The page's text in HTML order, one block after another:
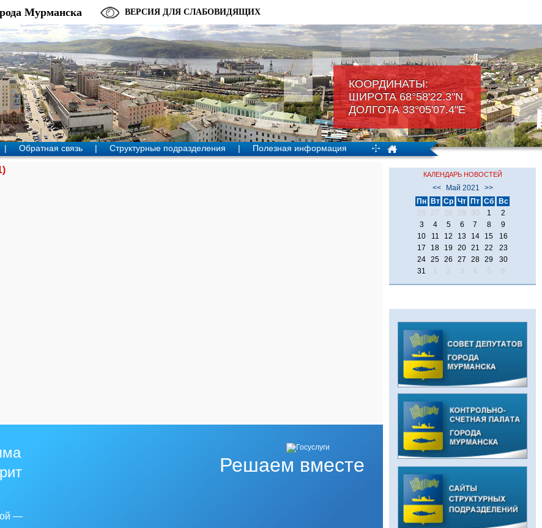
КООРДИНАТЫ:
ШИРОТА 68°58'22.3"N
ДОЛГОТА 33°05'07.4"Е
Мурманска ВЕРСИЯ ДЛЯ СЛАБОВИДЯЩИХ
| Обратная связь | Структурные подразделения | Полезная информация
Решаем вместе
—
КАЛЕНДАРЬ НОВОСТЕЙ
<< Май 2021
>>
Пн
Вт Ср Чт Пт Сб
Вс
26
27 28 29 30 1
2
3
4 5 6 7 8
9
10
11 12 13 14 15
16
17
18 19 20 21 22
23
24 25 26 27 28 29
30
31
1 2 3 4 5 6